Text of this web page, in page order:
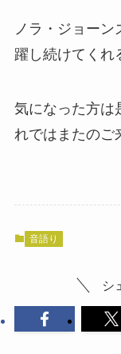
ノラ・ジョー
躍し続けてくれ
気になった方は
れではまたのご
音語り
シ